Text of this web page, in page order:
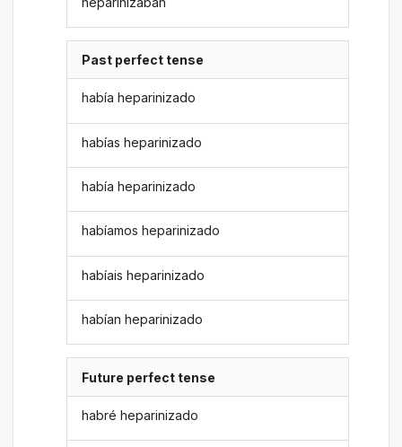
Past perfect tense
había heparinizado
habías heparinizado
había heparinizado
habíamos heparinizado
habíais heparinizado
habían heparinizado
Future perfect tense
habré heparinizado